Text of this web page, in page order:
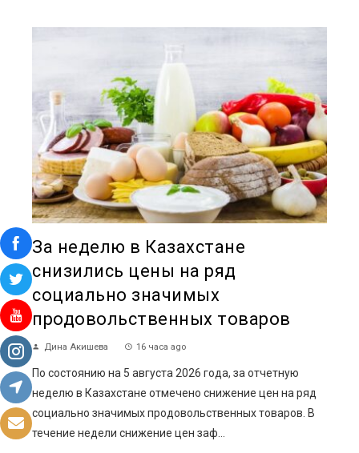
За неделю в Казахстане
снизились цены на ряд
социально значимых
продовольственных товаров
Дина Акишева 16 часа ago
По состоянию на 5 августа 2026 года, за отчетную
неделю в Казахстане отмечено снижение цен на ряд
социально значимых продовольственных товаров. В
течение недели снижение цен заф...